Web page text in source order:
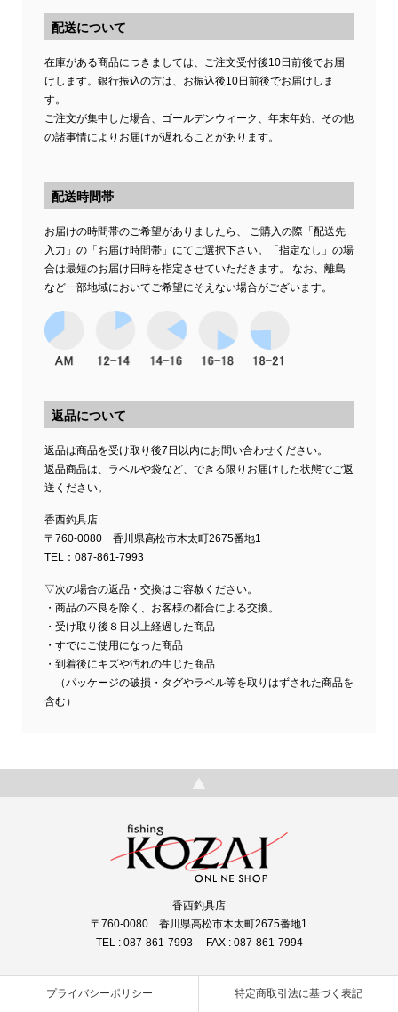
配送について
在庫がある商品につきましては、ご注文受付後10日前後でお届
けします。銀行振込の方は、お振込後10日前後でお届けしま
す。
ご注文が集中した場合、ゴールデンウィーク、年末年始、その他
の諸事情によりお届けが遅れることがあります。
配送時間帯
お届けの時間帯のご希望がありましたら、 ご購入の際「配送先
入力」の「お届け時間帯」にてご選択下さい。「指定なし」の場
合は最短のお届け日時を指定させていただきます。 なお、離島
など一部地域においてご希望にそえない場合がございます。
返品について
返品は商品を受け取り後7日以内にお問い合わせください。
返品商品は、ラベルや袋など、できる限りお届けした状態でご返
送ください。
香西釣具店
〒760-0080 香川県高松市木太町2675番地1
TEL：087-861-7993
▽次の場合の返品・交換はご容赦ください。
・商品の不良を除く、お客様の都合による交換。
・受け取り後８日以上経過した商品
・すでにご使用になった商品
・到着後にキズや汚れの生じた商品
（パッケージの破損・タグやラベル等を取りはずされた商品を
含む）
香西釣具店
〒760-0080 香川県高松市木太町2675番地1
TEL : 087-861-7993 FAX : 087-861-7994
プライバシーポリシー 特定商取引法に基づく表記